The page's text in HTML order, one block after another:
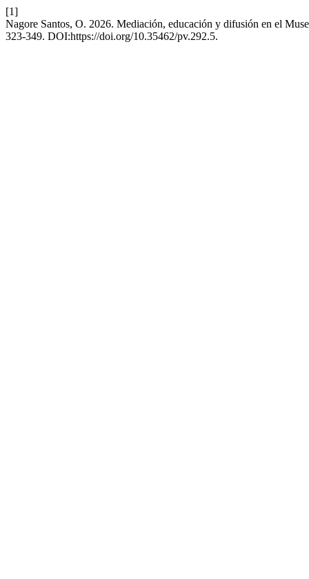
[1]
Nagore Santos, O. 2026. Mediación, educación y difusión en el
323-349. DOI:https://doi.org/10.35462/pv.292.5.